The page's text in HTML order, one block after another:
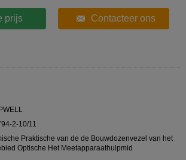
prijs Contacteer ons
2-10/11
Praktische van de de Bouwdozenvezel van het
Optische Het Meetapparaathulpmid